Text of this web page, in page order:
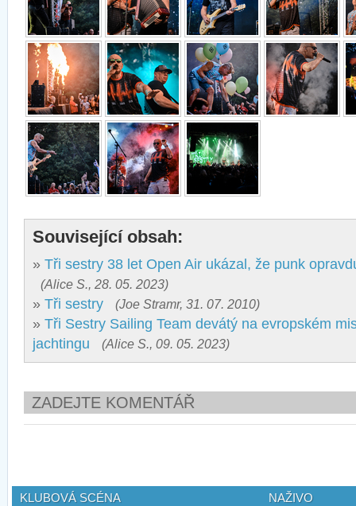
Související obsah:
» Tři sestry 38 let Open Air ukázal, že punk
(Alice S., 28. 05. 2023)
» Tři sestry (Joe Stramr, 31. 07. 2010)
» Tři Sestry Sailing Team devátý na evropském
jachtingu
(Alice S., 09. 05. 2023)
ZADEJTE KOMENTÁŘ
KLUBOVÁ SCÉNA NAŽIVO